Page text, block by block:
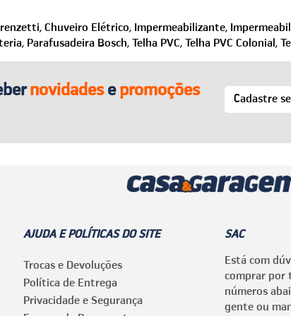
Chuveiro Elétrico, Impermeabilizante,
Parafusadeira Bosch, Telha PVC, Telha PVC Colonial,
novidadesepromoções
AJUDA E POLÍTICAS DO SITE
Trocas e Devoluções
Política de Entrega
Privacidade e Segurança
SAC
Está com
comprar por
números
gente ou